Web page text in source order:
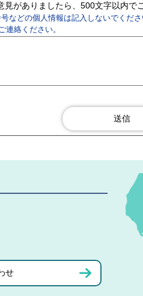
見がありましたら、500文字以内で
号などの個人情報は記入しないでくだ
連絡ください。
せ